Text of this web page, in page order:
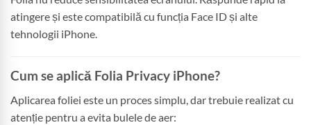
atingere și este compatibilă cu funcția Face ID și alte
tehnologii iPhone.
Cum se aplică Folia Privacy iPhone?
Aplicarea foliei este un proces simplu, dar trebuie realizat cu
atenție pentru a evita bulele de aer: